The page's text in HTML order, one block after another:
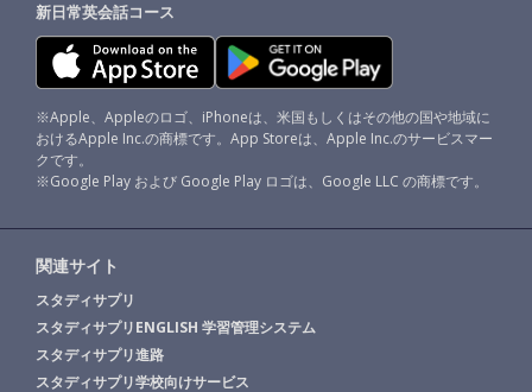
新日常英会話コース
※Apple、Appleのロゴ、iPhoneは、米国もしくはその他の国や地域に
おけるApple Inc.の商標です。App Storeは、Apple Inc.のサービスマー
クです。
※Google Play および Google Play ロゴは、Google LLC の商標です。
関連サイト
スタディサプリ
スタディサプリENGLISH 学習管理システム
スタディサプリ進路
スタディサプリ学校向けサービス